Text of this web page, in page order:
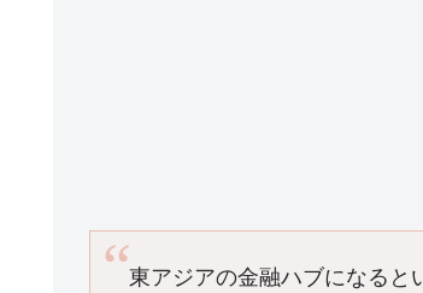
東アジアの金融ハブになると